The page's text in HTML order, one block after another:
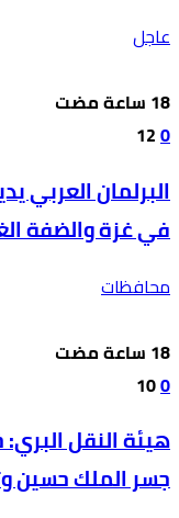
عاجل
0
12
البرلمان العربي
في غزة والضفة
محافظات
0
10
هيئة النقل
جسر الملك